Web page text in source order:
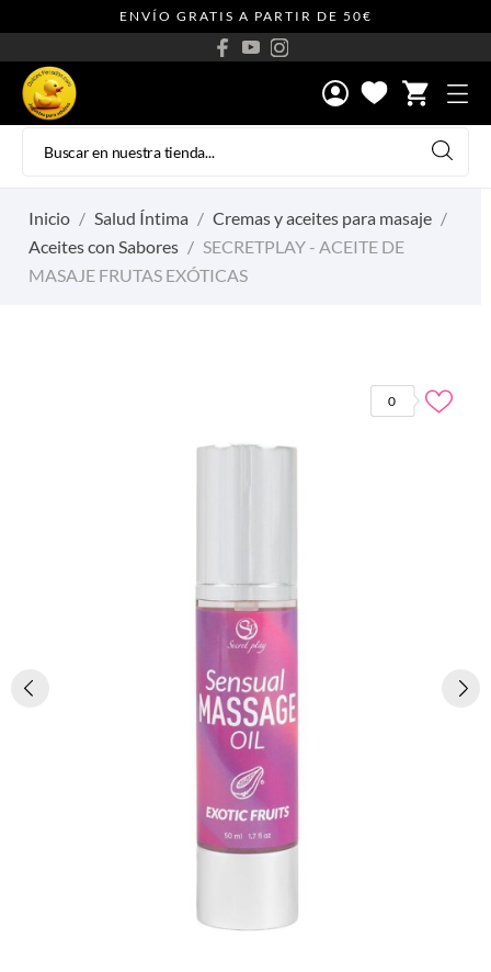
ENVÍO GRATIS A PARTIR DE 50€
shopping_cart
Inicio Salud Íntima
Cremas y aceites para masaje
Aceites con Sabores
SECRETPLAY - ACEITE DE
MASAJE FRUTAS EXÓTICAS
0